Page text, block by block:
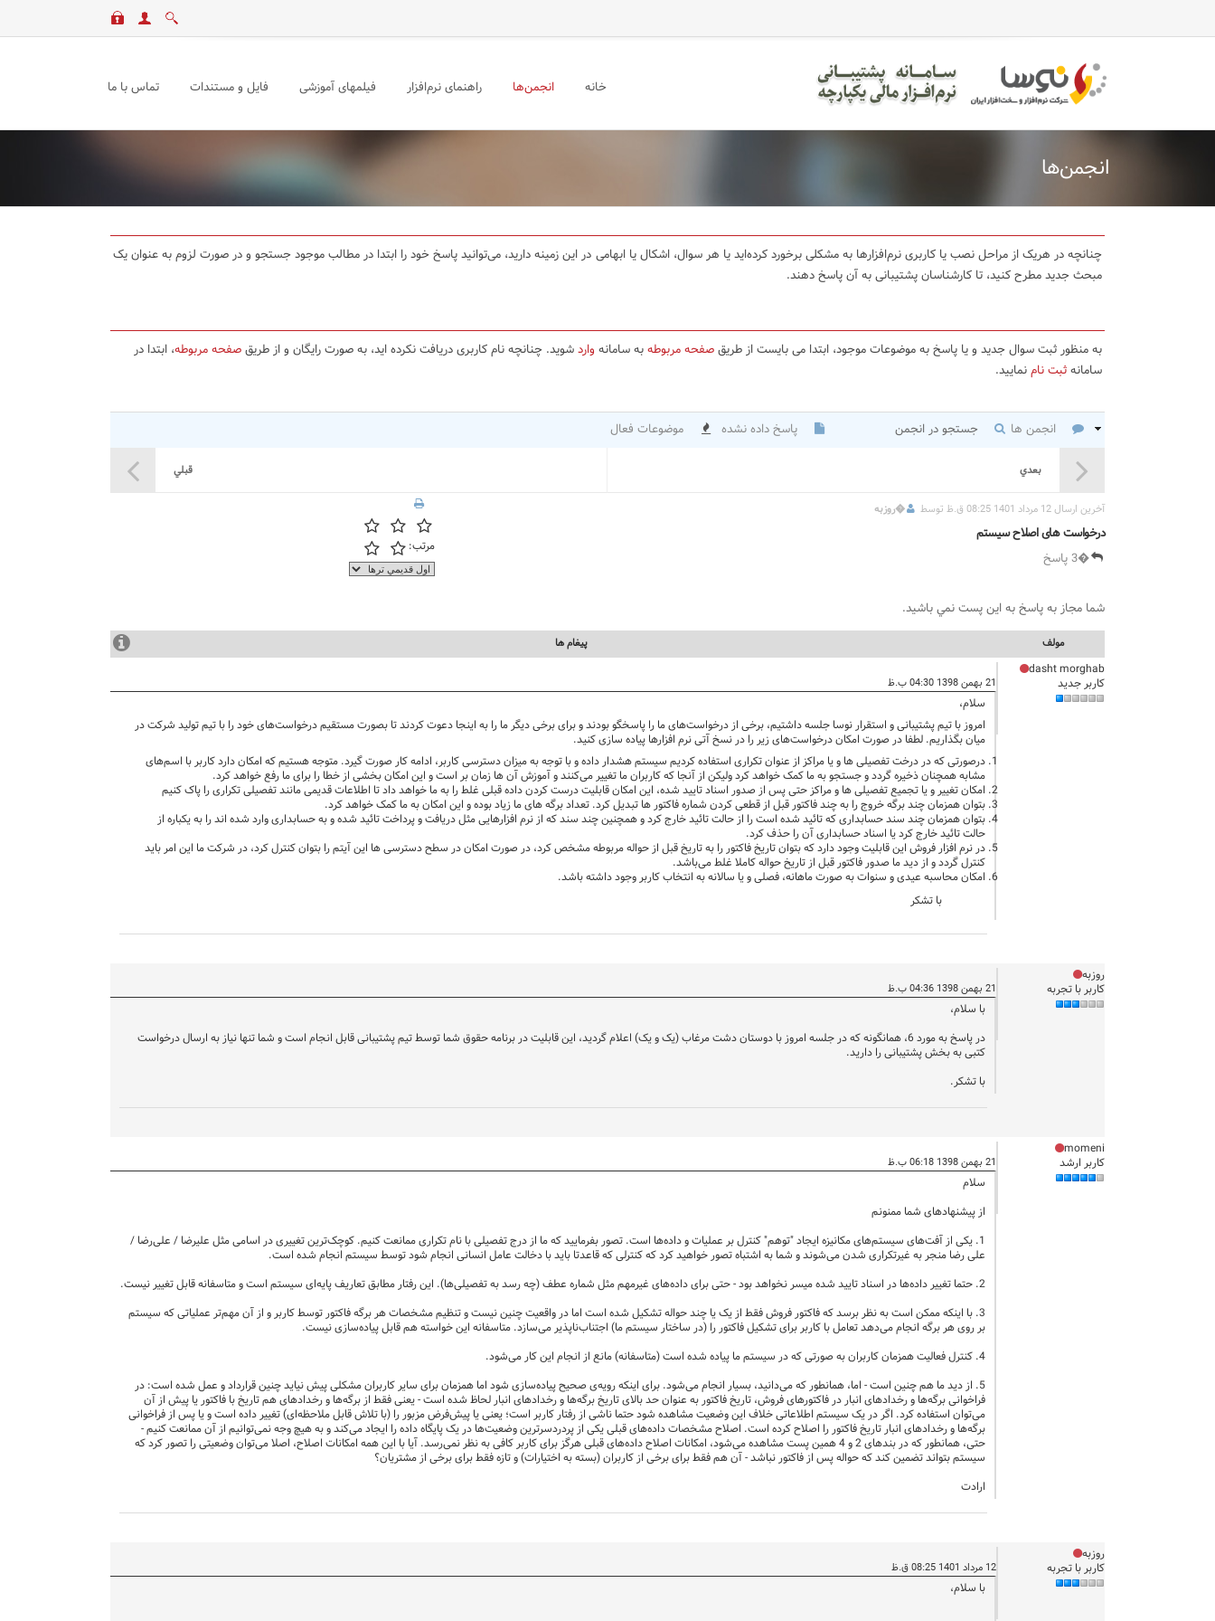
خانه انجمن‌ها راهنمای نرم‌افزار فیلمهای آموزشی فایل و مستندات تماس با ما
انجمن‌ها
چنانچه در هریک از مراحل نصب یا کاربری نرم‌افزارها به مشکلی برخورد کرده‌اید یا هر سوال، اشکال یا ابهامی در این زمینه دارید، می‌توانید پاسخ خود را ابتدا در مطالب موجود جستجو و در صورت لزوم به عنوان یک
مبحث جدید مطرح کنید، تا کارشناسان پشتیبانی به آن پاسخ دهند.
به منظور ثبت سوال جدید و یا پاسخ به موضوعات موجود، ابتدا می بایست از طریقصفحه مربوطهبه سامانه واردشوید. چنانچه نام کاربری دریافت نکرده اید، به صورت رایگان و از طریقصفحه مربوطه، ابتدا در
سامانهثبت نامنمایید.
انجمن ها جستجو در انجمن پاسخ داده نشده موضوعات فعال
قبلي بعدي
آخرين ارسال 12 مرداد 1401 08:25 ق.ظ توسط �روزبه
درخواست های اصلاح سیستم
�3 پاسخ
مرتب:
شما مجاز به پاسخ به اين پست نمي باشيد.
مولف پيغام ها
dasht morghab
کاربر جدید
21 بهمن 1398 04:30 ب.ظ
سلام،
امروز با تیم پشتیبانی و استقرار نوسا جلسه داشتیم، برخی از درخواست‌های ما را پاسخگو بودند و برای برخی دیگر ما را به اینجا دعوت کردند تا بصورت مستقیم درخواست‌های خود را با تیم تولید شرکت در
میان بگذاریم. لطفا در صورت امکان درخواست‌های زیر را در نسخ آتی نرم افزارها پیاده سازی کنید.
درصورتی که در درخت تفصیلی ها و یا مراکز از عنوان تکراری استفاده کردیم سیستم هشدار داده و با توجه به میزان دسترسی کاربر، ادامه کار صورت گیرد. متوجه هستیم که امکان دارد کاربر با اسم‌های
مشابه همچنان ذخیره گردد و جستجو به ما کمک خواهد کرد ولیکن از آنجا که کاربران ما تغییر می‌کنند و آموزش آن ها زمان بر است و این امکان بخشی از خطا را برای ما رفع خواهد کرد.
امکان تغییر و یا تجمیع تفصیلی ها و مراکز حتی پس از صدور اسناد تایید شده، این امکان قابلیت درست کردن داده قبلی غلط را به ما خواهد داد تا اطلاعات قدیمی مانند تفصیلی تکراری را پاک کنیم
بتوان همزمان چند برگه خروج را به چند فاکتور قبل از قطعی کردن شماره فاکتور ها تبدیل کرد. تعداد برگه های ما زیاد بوده و این امکان به ما کمک خواهد کرد.
بتوان همزمان چند سند حسابداری که تائید شده است را از حالت تائید خارج کرد و همچنین چند سند که از نرم افزارهایی مثل دریافت و پرداخت تائید شده و به حسابداری وارد شده اند را به یکباره از
حالت تائید خارج کرد یا اسناد حسابداری آن را حذف کرد.
در نرم افزار فروش این قابلیت وجود دارد که بتوان تاریخ فاکتور را به تاریخ قبل از حواله مربوطه مشخص کرد، در صورت امکان در سطح دسترسی ها این آیتم را بتوان کنترل کرد، در شرکت ما این امر باید
کنترل گردد و از دید ما صدور فاکتور قبل از تاریخ حواله کاملا غلط می‌باشد.
امکان محاسبه عیدی و سنوات به صورت ماهانه، فصلی و یا سالانه به انتخاب کاربر وجود داشته باشد.
با تشکر
روزبه
کاربر با تجربه
21 بهمن 1398 04:36 ب.ظ
با سلام،
در پاسخ به مورد 6، همانگونه که در جلسه امروز با دوستان دشت مرغاب (یک و یک) اعلام گردید، این قابلیت در برنامه حقوق شما توسط تیم پشتیبانی قابل انجام است و شما تنها نیاز به ارسال درخواست
کتبی به بخش پشتیبانی را دارید.
با تشکر.
momeni
کاربر ارشد
21 بهمن 1398 06:18 ب.ظ
سلام
از پیشنهادهای شما ممنونم
1. یکی از آفت‌های سیستم‌های مکانیزه ایجاد "توهم" کنترل بر عملیات و داده‌ها است. تصور بفرمایید که ما از درج تفصیلی با نام تکراری ممانعت کنیم. کوچک‌ترین تغییری در اسامی مثل علیرضا / علی‌رضا /
علی رضا منجر به غیرتکراری شدن می‌شوند و شما به اشتباه تصور خواهید کرد که کنترلی که قاعدتا باید با دخالت عامل انسانی انجام شود توسط سیستم انجام شده است.
2. حتما تغییر داده‌ها در اسناد تایید شده میسر نخواهد بود - حتی برای داده‌های غیرمهم مثل شماره عطف (چه رسد به تفصیلی‌ها). این رفتار مطابق تعاریف پایه‌ای سیستم است و متاسفانه قابل تغییر نیست.
3. با اینکه ممکن است به نظر برسد که فاکتور فروش فقط از یک یا چند حواله تشکیل شده است اما در واقعیت چنین نیست و تنظیم مشخصات هر برگه فاکتور توسط کاربر و از آن مهم‌تر عملیاتی که سیستم
بر روی هر برگه انجام می‌دهد تعامل با کاربر برای تشکیل فاکتور را (در ساختار سیستم ما) اجتناب‌ناپذیر می‌سازد. متاسفانه این خواسته هم قابل پیاده‌سازی نیست.
4. کنترل فعالیت همزمان کاربران به صورتی که در سیستم ما پیاده شده است (متاسفانه) مانع از انجام این کار می‌شود.
5. از دید ما هم چنین است - اما، همانطور که می‌دانید، بسیار انجام می‌شود. برای اینکه رویه‌ی صحیح پیاده‌سازی شود اما همزمان برای سایر کاربران مشکلی پیش نیاید چنین قرارداد و عمل شده است: در
فراخوانی برگه‌ها و رخدادهای انبار در فاکتورهای فروش، تاریخ فاکتور به عنوان حد بالای تاریخ برگه‌ها و رخدادهای انبار لحاظ شده است - یعنی فقط از برگه‌ها و رخدادهای هم تاریخ با فاکتور یا پیش از آن
می‌توان استفاده کرد. اگر در یک سیستم اطلاعاتی خلاف این وضعیت مشاهده شود حتما ناشی از رفتار کاربر است؛ یعنی یا پیش‌فرض مزبور را (با تلاش قابل ملاحظه‌ای) تغییر داده است و یا پس از فراخوانی
برگه‌ها و رخدادهای انبار تاریخ فاکتور را اصلاح کرده است. اصلاح مشخصات داده‌های قبلی یکی از پردردسرترین وضعیت‌ها در یک پایگاه داده را ایجاد می‌کند و به هیچ وجه نمی‌توانیم از آن ممانعت کنیم -
حتی، همانطور که در بندهای 2 و 4 همین پست مشاهده می‌شود، امکانات اصلاح داده‌های قبلی هرگز برای کاربر کافی به نظر نمی‌رسد. آیا با این همه امکانات اصلاح، اصلا می‌توان وضعیتی را تصور کرد که
سیستم بتواند تضمین کند که حواله پس از فاکتور نباشد - آن هم فقط برای برخی از کاربران (بسته به اختیارات) و تازه فقط برای برخی از مشتریان؟
ارادت
روزبه
کاربر با تجربه
12 مرداد 1401 08:25 ق.ظ
با سلام،